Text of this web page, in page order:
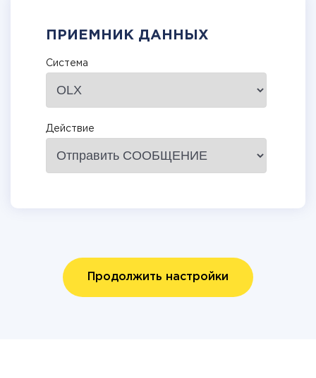
ПРИЕМНИК ДАННЫХ
Система
Действие
Продолжить настройки